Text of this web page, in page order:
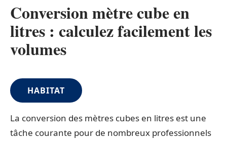
Conversion mètre cube en
litres : calculez facilement les
volumes
HABITAT
La conversion des mètres cubes en litres est une
tâche courante pour de nombreux professionnels